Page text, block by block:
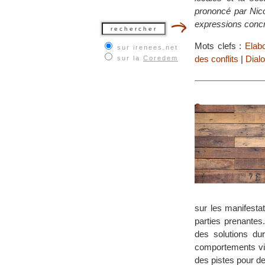
sur irenees.net
sur la Coredem
prononcé par
expressions
Mots clefs :
des conflits |
sur les
parties
des solutions
comportements
des pistes pour